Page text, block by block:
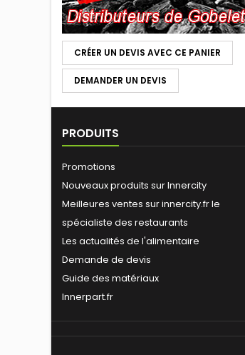
CRÉER UN DEVIS AVEC CE PANIER
DEMANDER UN DEVIS
PRODUITS
Promotions
Nouveaux produits sur Innercity
Meilleures ventes sur innercity.fr le
spécialiste des restaurants
Les actualités de l'alimentaire
Demande de devis
Guide des matériaux
Innerpart.fr